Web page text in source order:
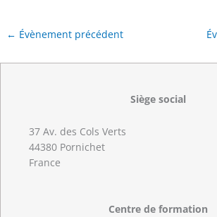
← Évènement précédent
Siège social
37 Av. des Cols Verts
44380 Pornichet
France
Centre de formation